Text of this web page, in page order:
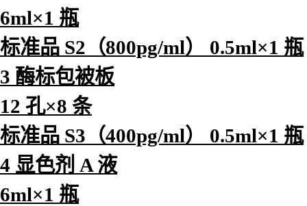
6ml×1 瓶
标准品 S2（800pg/ml） 0.5ml×1 瓶
3 酶标包被板
12 孔×8 条
标准品 S3（400pg/ml） 0.5ml×1 瓶
4 显色剂 A 液
6ml×1 瓶